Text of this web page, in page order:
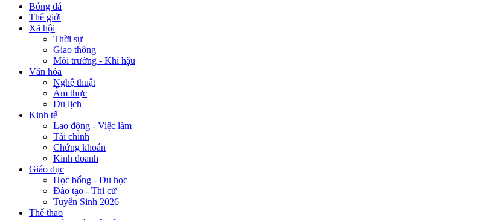
Bóng đá
Thế giới
Xã hội
Thời sự
Giao thông
Môi trường - Khí hậu
Văn hóa
Nghệ thuật
Ẩm thực
Du lịch
Kinh tế
Lao động - Việc làm
Tài chính
Chứng khoán
Kinh doanh
Giáo dục
Học bổng - Du học
Đào tạo - Thi cử
Tuyển Sinh 2026
Thể thao